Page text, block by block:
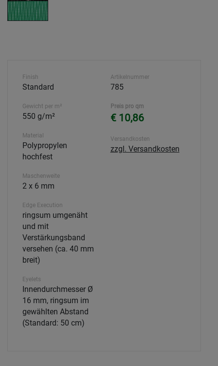
Finish
Standard
Gewicht per m²
550 g/m²
Material
Polypropylen
hochfest
Maschenweite
2 x 6 mm
Edge Execution
ringsum umgenäht
und mit
Verstärkungsband
versehen (ca. 40 mm
breit)
Eyelets
Innendurchmesser Ø
16 mm, ringsum im
gewählten Abstand
(Standard: 50 cm)
Artikelnummer
785
Preis pro qm
€ 10,86
Versandkosten
zzgl. Versandkosten